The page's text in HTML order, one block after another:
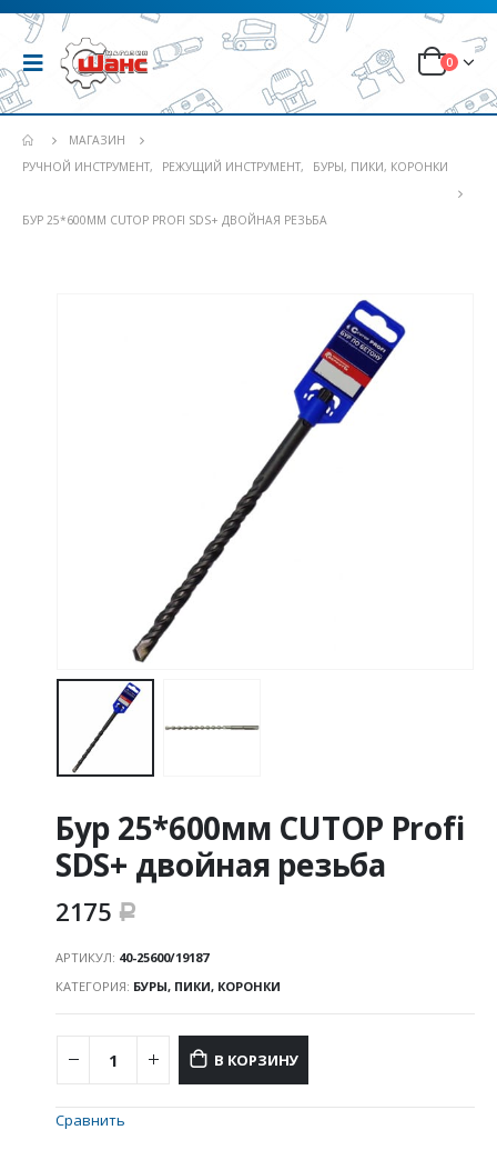
0
МАГАЗИН
РУЧНОЙ ИНСТРУМЕНТ, РЕЖУЩИЙ ИНСТРУМЕНТ, БУРЫ, ПИКИ, КОРОНКИ
БУР 25*600ММ CUTOP PROFI SDS+ ДВОЙНАЯ РЕЗЬБА
Бур 25*600мм CUTOP Profi
SDS+ двойная резьба
2175 Р
АРТИКУЛ: 40-25600/19187
КАТЕГОРИЯ: БУРЫ, ПИКИ, КОРОНКИ
В КОРЗИНУ
Сравнить